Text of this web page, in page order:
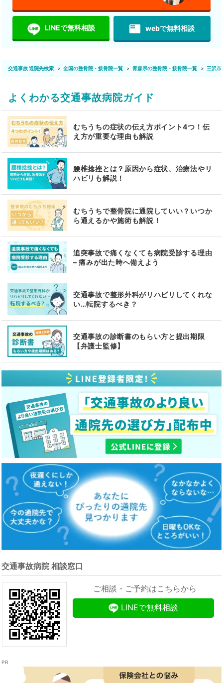
LINEで無料相談 featured_play_list webで無料相談
交通事故 通院先検索 全国の整骨院・接骨院一覧 青森県の整骨院・接骨院一覧 三沢市
よくわかる交通事故病院ガイド
むちうちの症状の伝え方ポイント4つ！伝
え方が重要な理由も解説
腰椎捻挫とは？原因から症状、治療法やリ
ハビリも解説！
むちうちで整骨院に通院していい？いつか
ら通えるかや施術も解説！
追突事故で痛くなくても病院受診する理由
– 痛みが出た時へ備えよう
交通事故で整形外科がリハビリしてくれな
い…転院するべき？
交通事故の診断書のもらい方と提出期限
【弁護士監修】
交通事故病院 相談窓口
ご相談・ご予約はこちらから
LINEで無料相談